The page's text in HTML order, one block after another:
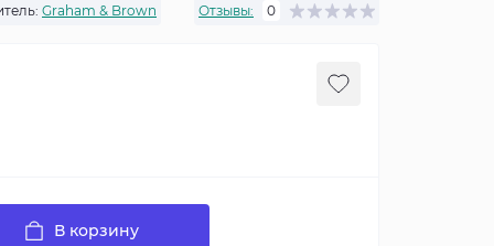
Graham & Brown Отзывы: 0
В корзину